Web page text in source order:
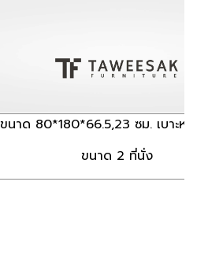
ขนาด 80*180*66.5,23 ซม. เบาะหนา
ขนาด 2 ที่นั่ง